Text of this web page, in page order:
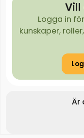
Vill
Logga in
kunskaper,
Är